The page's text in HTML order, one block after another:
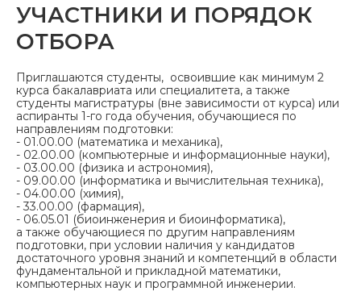
УЧАСТНИКИ И ПОРЯДОК
ОТБОРА
Приглашаются студенты, освоившие как минимум 2
курса бакалавриата или специалитета, а также
студенты магистратуры (вне зависимости от курса) или
аспиранты 1-го года обучения, обучающиеся по
направлениям подготовки:
- 01.00.00 (математика и механика),
- 02.00.00 (компьютерные и информационные науки),
- 03.00.00 (физика и астрономия),
- 09.00.00 (информатика и вычислительная техника),
- 04.00.00 (химия),
- 33.00.00 (фармация),
- 06.05.01 (биоинженерия и биоинформатика),
а также обучающиеся по другим направлениям
подготовки, при условии наличия у кандидатов
достаточного уровня знаний и компетенций в области
фундаментальной и прикладной математики,
компьютерных наук и программной инженерии.